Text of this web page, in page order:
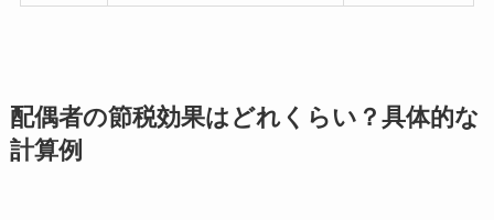
配偶者の節税効果はどれくらい？具体的な
計算例